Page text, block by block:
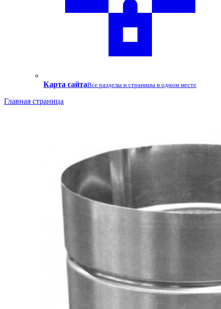
Карта сайтаВсе разделы и страницы в одном месте
Главная страница